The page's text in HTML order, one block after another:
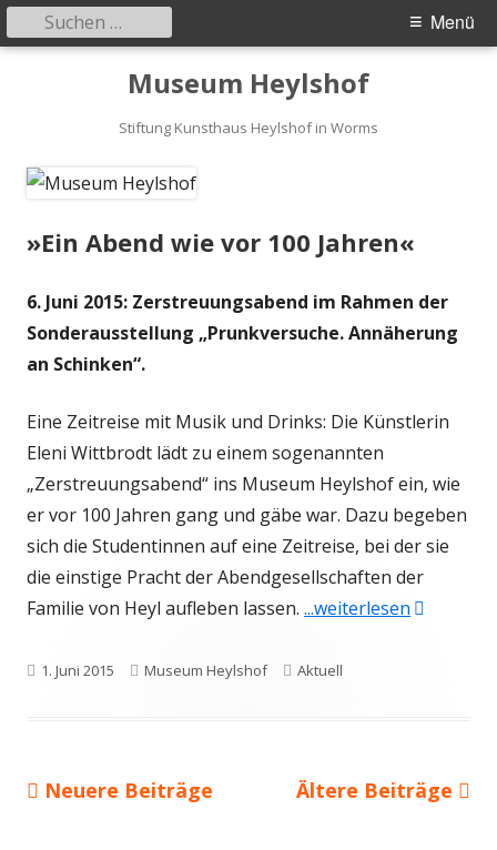
Museum Heylshof
Stiftung Kunsthaus Heylshof in Worms
Primäres
Menü
Suchen
nach:
»Ein Abend wie vor 100 Jahren«
6. Juni 2015: Zerstreuungsabend im Rahmen der
Sonderausstellung „Prunkversuche. Annäherung
an Schinken“.
Eine Zeitreise mit Musik und Drinks: Die Künstlerin
Eleni Wittbrodt lädt zu einem sogenannten
„Zerstreuungsabend“ ins Museum Heylshof ein, wie
er vor 100 Jahren gang und gäbe war. Dazu begeben
sich die Studentinnen auf eine Zeitreise, bei der sie
die einstige Pracht der Abendgesellschaften der
Familie von Heyl aufleben lassen. ...weiterlesen "»Ein
Veröffentlicht
1. Juni 2015 Autor
Museum Heylshof Kategorien
Aktuell
Seitennummerierung
Neuere Beiträge Ältere Beiträge